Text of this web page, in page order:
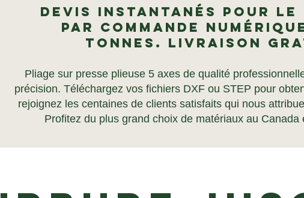
Devis instantanés pour le
par commande
tonnes. Livraison
Pliage sur presse plieuse 5 axes de qualité
précision. Téléchargez vos fichiers DXF ou STEP pour
rejoignez les centaines de clients satisfaits qui nous
Profitez du plus grand choix de matériaux au Canada